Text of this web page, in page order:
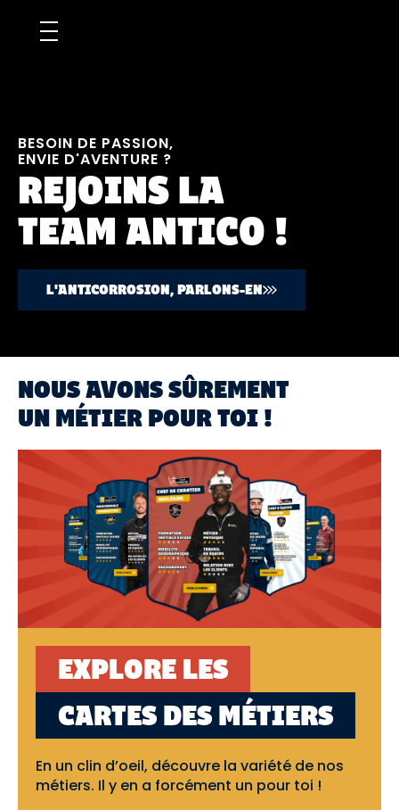
BESOIN DE PASSION,
ENVIE D'AVENTURE ?
REJOINS LA
TEAM ANTICO !
L'ANTICORROSION, PARLONS-EN
NOUS AVONS SÛREMENT
UN MÉTIER POUR TOI !
EXPLORE LES
CARTES DES MÉTIERS
En un clin d’oeil, découvre la variété de nos
métiers. Il y en a forcément un pour toi !